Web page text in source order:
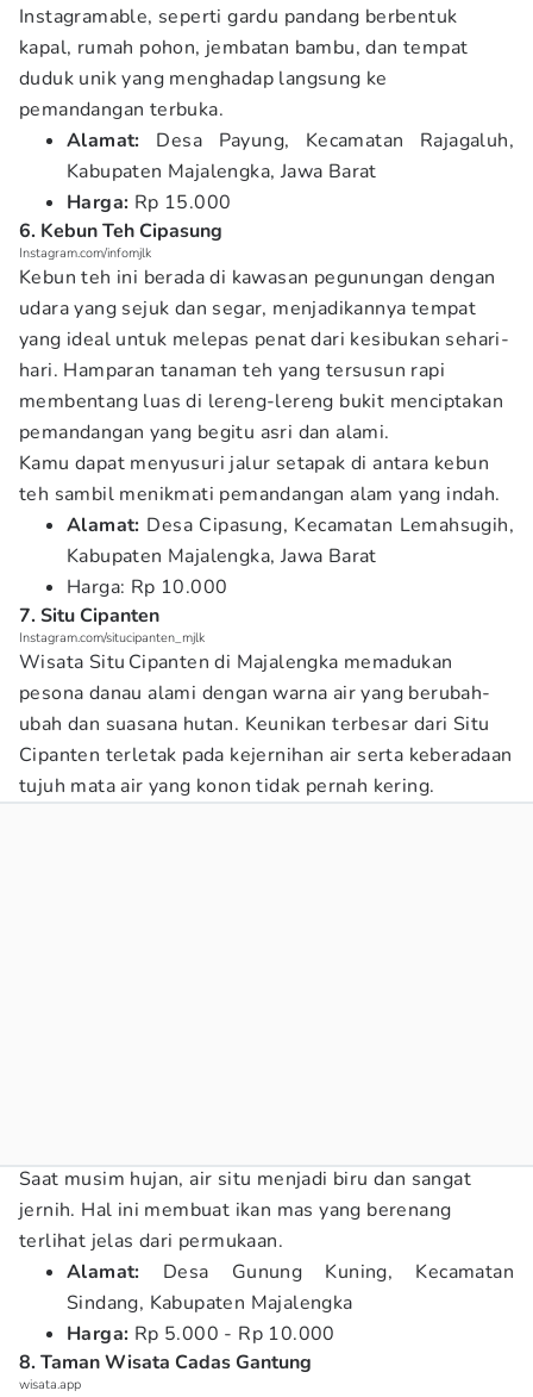
Instagramable, seperti gardu pandang berbentuk
kapal, rumah pohon, jembatan bambu, dan tempat
duduk unik yang menghadap langsung ke
pemandangan terbuka.
Alamat: Desa Payung, Kecamatan Rajagaluh,
Kabupaten Majalengka, Jawa Barat
Harga: Rp 15.000
6. Kebun Teh Cipasung
Instagram.com/infomjlk
Kebun teh ini berada di kawasan pegunungan dengan
udara yang sejuk dan segar, menjadikannya tempat
yang ideal untuk melepas penat dari kesibukan sehari-
hari. Hamparan tanaman teh yang tersusun rapi
membentang luas di lereng-lereng bukit menciptakan
pemandangan yang begitu asri dan alami.
Kamu dapat menyusuri jalur setapak di antara kebun
teh sambil menikmati pemandangan alam yang indah.
Alamat: Desa Cipasung, Kecamatan Lemahsugih,
Kabupaten Majalengka, Jawa Barat
Harga: Rp 10.000
7. Situ Cipanten
Instagram.com/situcipanten_mjlk
Wisata Situ Cipanten di Majalengka memadukan
pesona danau alami dengan warna air yang berubah-
ubah dan suasana hutan. Keunikan terbesar dari Situ
Cipanten terletak pada kejernihan air serta keberadaan
tujuh mata air yang konon tidak pernah kering.
Saat musim hujan, air situ menjadi biru dan sangat
jernih. Hal ini membuat ikan mas yang berenang
terlihat jelas dari permukaan.
Alamat: Desa Gunung Kuning, Kecamatan
Sindang, Kabupaten Majalengka
Harga: Rp 5.000 - Rp 10.000
8. Taman Wisata Cadas Gantung
wisata.app